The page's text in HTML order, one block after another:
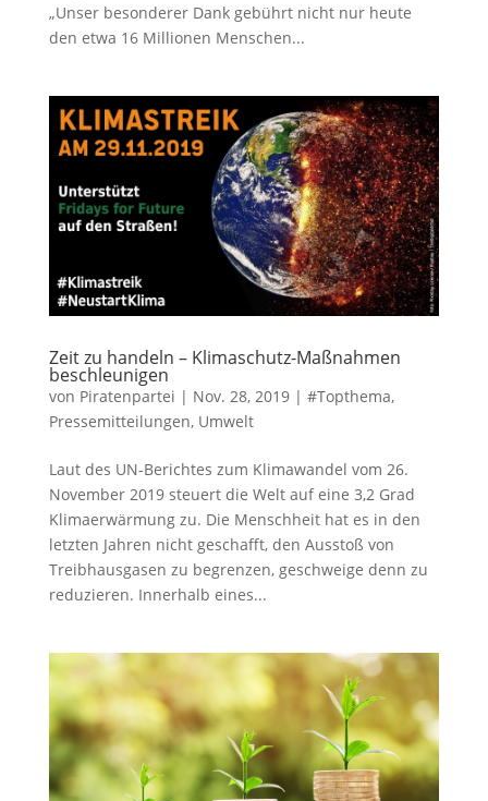
„Unser besonderer Dank gebührt nicht nur heute
den etwa 16 Millionen Menschen...
Zeit zu handeln – Klimaschutz-Maßnahmen
beschleunigen
von Piratenpartei | Nov. 28, 2019| #Topthema,
Pressemitteilungen, Umwelt
Laut des UN-Berichtes zum Klimawandel vom 26.
November 2019 steuert die Welt auf eine 3,2 Grad
Klimaerwärmung zu. Die Menschheit hat es in den
letzten Jahren nicht geschafft, den Ausstoß von
Treibhausgasen zu begrenzen, geschweige denn zu
reduzieren. Innerhalb eines...